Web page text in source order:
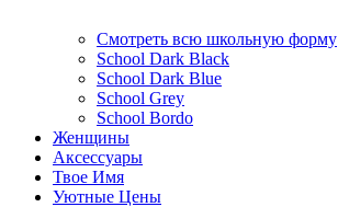
Смотреть всю школьную форму
School Dark Black
School Dark Blue
School Grey
School Bordo
Женщины
Аксессуары
Твое Имя
Уютные Цены